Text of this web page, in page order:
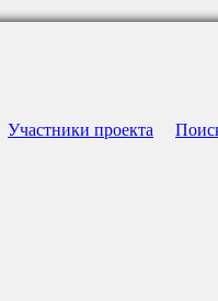
Участники проекта